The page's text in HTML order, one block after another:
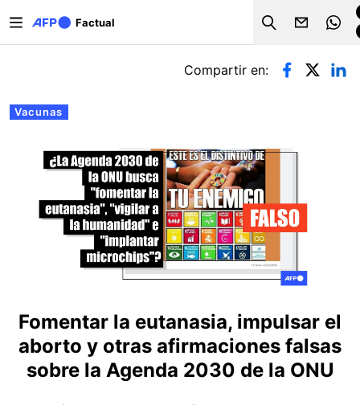
Factual
Search
Solapas principales
Vacunas
Compartir en:
Fomentar la eutanasia, impulsar el
aborto y otras afirmaciones falsas
sobre la Agenda 2030 de la ONU